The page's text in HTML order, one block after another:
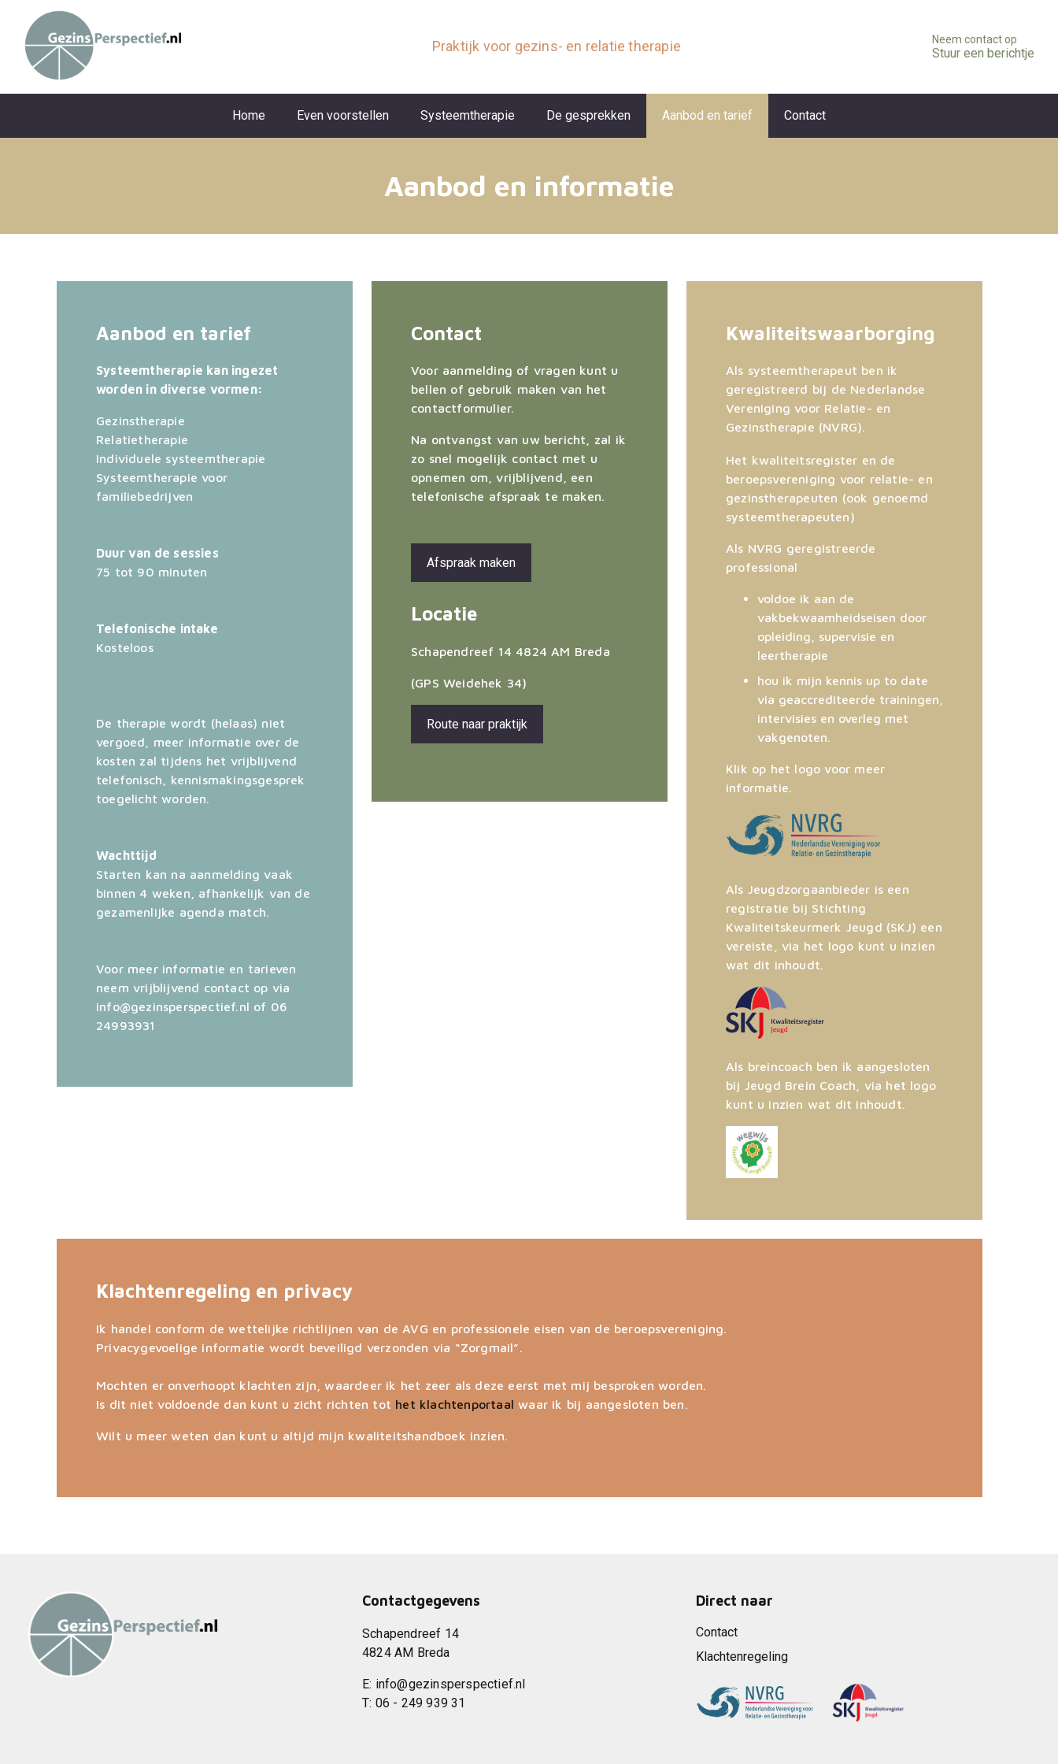
Praktijk voor gezins- en relatie therapie Neem contact op
Stuur een berichtje
Home Even voorstellen Systeemtherapie De gesprekken Aanbod en tarief Contact
Aanbod en informatie
Aanbod en tarief
Systeemtherapie kan ingezet
worden in diverse vormen:
Gezinstherapie
Relatietherapie
Individuele systeemtherapie
Systeemtherapie voor
familiebedrijven
Duur van de sessies
75 tot 90 minuten
Telefonische intake
Kosteloos
De therapie wordt (helaas) niet
vergoed, meer informatie over de
kosten zal tijdens het vrijblijvend
telefonisch, kennismakingsgesprek
toegelicht worden.
Wachttijd
Starten kan na aanmelding vaak
binnen 4 weken, afhankelijk van de
gezamenlijke agenda match.
Voor meer informatie en tarieven
neem vrijblijvend contact op via
info@gezinsperspectief.nl of 06
24993931
Contact
Voor aanmelding of vragen kunt u
bellen of gebruik maken van het
contactformulier.
Na ontvangst van uw bericht, zal ik
zo snel mogelijk contact met u
opnemen om, vrijblijvend, een
telefonische afspraak te maken.
Afspraak maken
Locatie
Schapendreef 14 4824 AM Breda
(GPS Weidehek 34)
Route naar praktijk
Kwaliteitswaarborging
Als systeemtherapeut ben ik
geregistreerd bij de Nederlandse
Vereniging voor Relatie- en
Gezinstherapie (NVRG).
Het kwaliteitsregister en de
beroepsvereniging voor relatie- en
gezinstherapeuten (ook genoemd
systeemtherapeuten)
Als NVRG geregistreerde
professional
voldoe ik aan de
vakbekwaamheidseisen door
opleiding, supervisie en
leertherapie
hou ik mijn kennis up to date
via geaccrediteerde trainingen,
intervisies en overleg met
vakgenoten.
Klik op het logo voor meer
informatie.
Als Jeugdzorgaanbieder is een
registratie bij Stichting
Kwaliteitskeurmerk Jeugd (SKJ) een
vereiste, via het logo kunt u inzien
wat dit inhoudt.
Als breincoach ben ik aangesloten
bij Jeugd Brein Coach, via het logo
kunt u inzien wat dit inhoudt.
Klachtenregeling en privacy
Ik handel conform de wettelijke richtlijnen van de AVG en professionele eisen van de beroepsvereniging.
Privacygevoelige informatie wordt beveiligd verzonden via “Zorgmail”.
Mochten er onverhoopt klachten zijn, waardeer ik het zeer als deze eerst met mij besproken worden.
Is dit niet voldoende dan kunt u zicht richten tot het klachtenportaal waar ik bij aangesloten ben.
Wilt u meer weten dan kunt u altijd mijn kwaliteitshandboek inzien.
Contactgegevens
Schapendreef 14
4824 AM Breda
E: info@gezinsperspectief.nl
T: 06 - 249 939 31
Direct naar
Contact
Klachtenregeling